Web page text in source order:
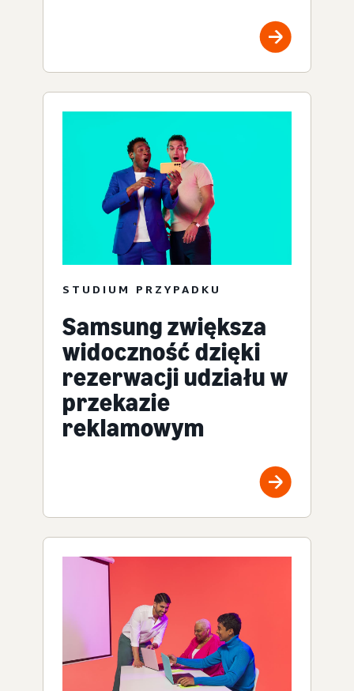
STUDIUM PRZYPADKU
Samsung zwiększa
widoczność dzięki
rezerwacji udziału w
przekazie
reklamowym